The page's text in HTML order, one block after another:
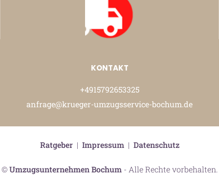
KONTAKT
+4915792653325
anfrage@krueger-umzugsservice-bochum.de
©Umzugsunternehmen Bochum- Alle Rechte vorbehalten.
Ratgeber| Impressum| Datenschutz